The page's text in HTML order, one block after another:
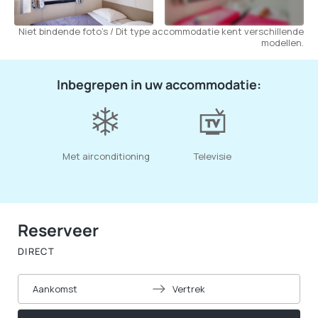
Niet bindende foto's / Dit type accommodatie kent verschillende
modellen.
Inbegrepen in uw accommodatie:
Met airconditioning Televisie
Reserveer
DIRECT
Aankomst Vertrek